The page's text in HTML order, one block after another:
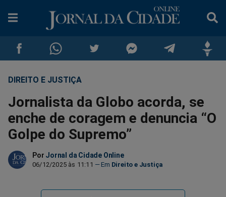
Compartilhar
no
Facebook
Compartilhar
no
Whatsapp
Compartilhar
no
Twitter
no
Messenger
no
no
DIREITO E JUSTIÇA
Jornalista da Globo acorda, se
enche de coragem e denuncia “O
Golpe do Supremo”
Por Jornal da Cidade Online
06/12/2025 às 11:11 Direito e Justiça